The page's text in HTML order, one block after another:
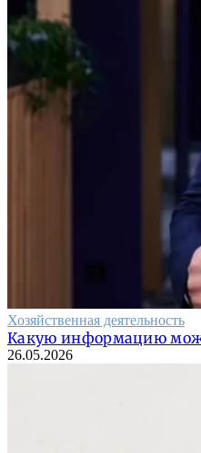
Хозяйственная деятельность
Какую информацию
26.05.2026